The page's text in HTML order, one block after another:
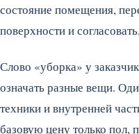
состояние помещения,
поверхности и
Слово «уборка» у
означать разные вещи.
техники и внутренней
базовую цену только пол,